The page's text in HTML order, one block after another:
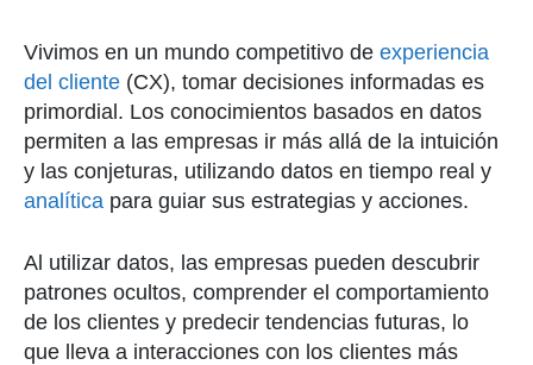
Vivimos en un mundo competitivo de experiencia
del cliente (CX), tomar decisiones informadas es
primordial. Los conocimientos basados en datos
permiten a las empresas ir más allá de la intuición
y las conjeturas, utilizando datos en tiempo real y
analítica para guiar sus estrategias y acciones.
Al utilizar datos, las empresas pueden descubrir
patrones ocultos, comprender el comportamiento
de los clientes y predecir tendencias futuras, lo
que lleva a interacciones con los clientes más